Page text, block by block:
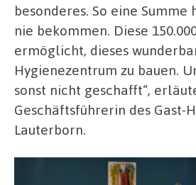
besonderes. So eine Summe
nie bekommen. Diese
ermöglicht, dieses
Hygienezentrum zu bauen.
sonst nicht geschafft“,
Geschäftsführerin des Gast-
Lauterborn.